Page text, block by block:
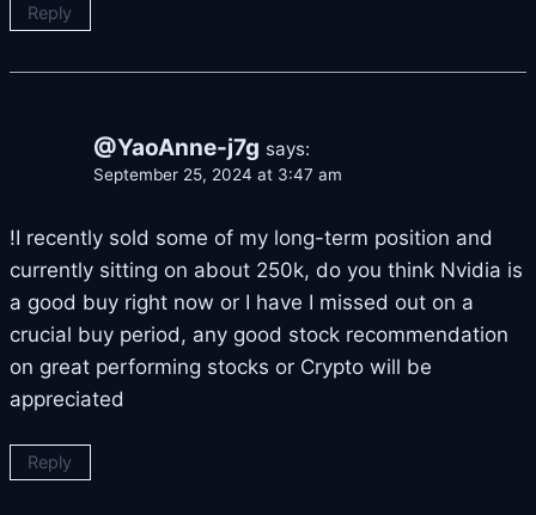
Reply
@YaoAnne-j7g says:
September 25, 2024 at 3:47 am
!I recently sold some of my long-term position and
currently sitting on about 250k, do you think Nvidia is
a good buy right now or I have I missed out on a
crucial buy period, any good stock recommendation
on great performing stocks or Crypto will be
appreciated
Reply